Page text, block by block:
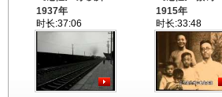
1937年
时长:37:06
1915年
时长:33:48